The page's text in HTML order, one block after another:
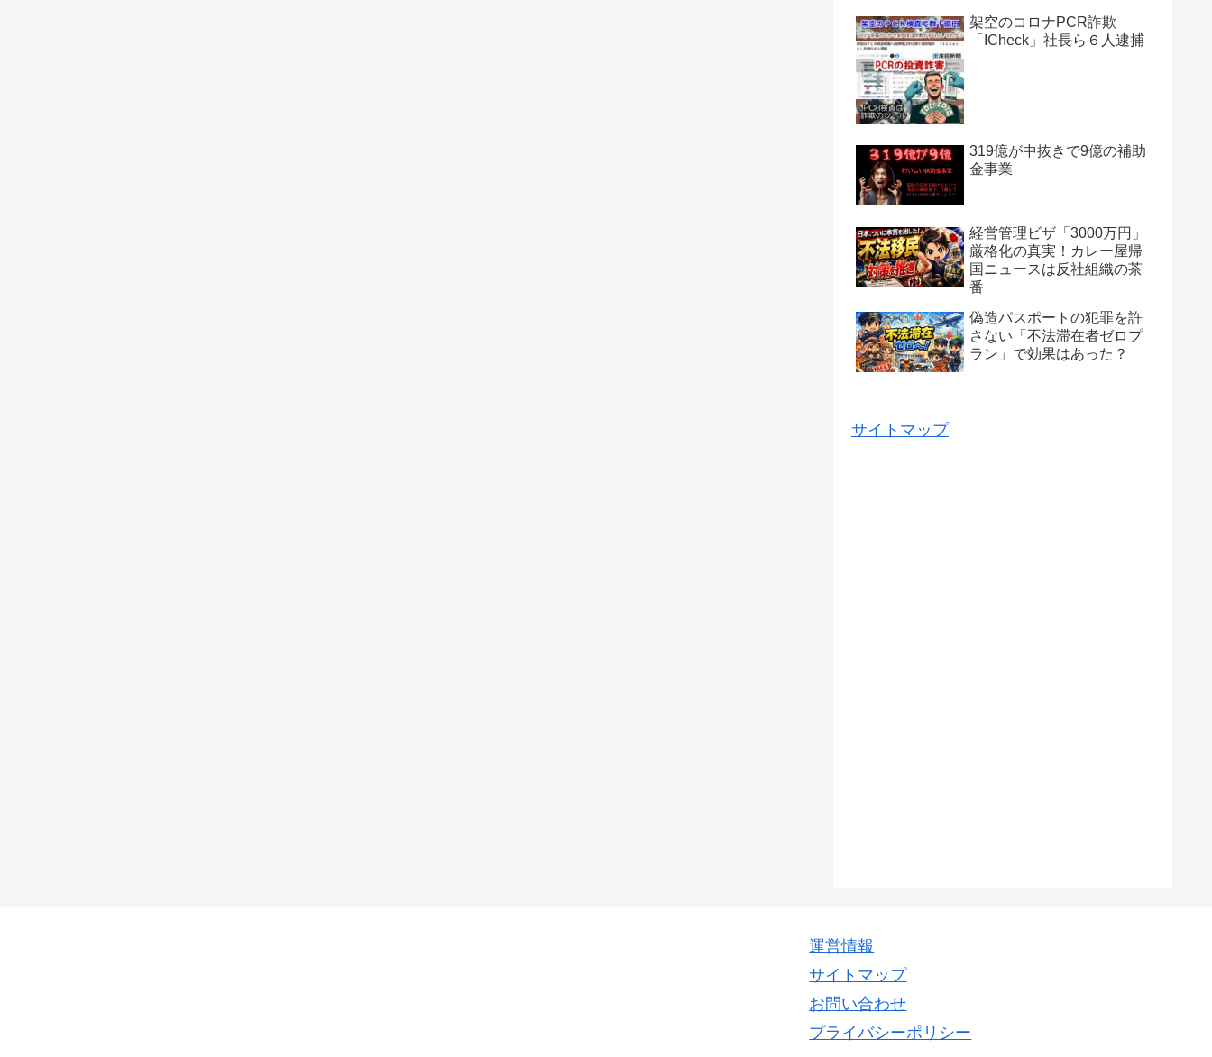
架空のコロナPCR詐欺
「ICheck」社長ら６人逮捕
319億が中抜きで9億の補助
金事業
経営管理ビザ「3000万円」
厳格化の真実！カレー屋帰
国ニュースは反社組織の茶
番
偽造パスポートの犯罪を許
さない「不法滞在者ゼロプ
ラン」で効果はあった？
サイトマップ
運営情報
サイトマップ
お問い合わせ
プライバシーポリシー